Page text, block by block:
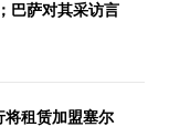
巴萨对其采访言
将租赁加盟塞尔